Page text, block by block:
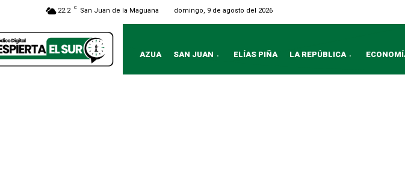
22.2 C San Juan de la Maguana domingo, 9 de agosto del 2026
AZUA SAN JUAN ELÍAS PIÑA LA REPÚBLICA